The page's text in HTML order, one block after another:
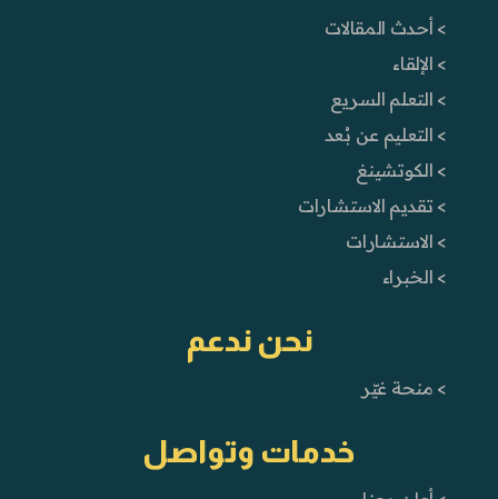
> أحدث المقالات
> الإلقاء
> التعلم السريع
> التعليم عن بُعد
> الكوتشينغ
> تقديم الاستشارات
> الاستشارات
> الخبراء
نحن ندعم
> منحة غيّر
خدمات وتواصل